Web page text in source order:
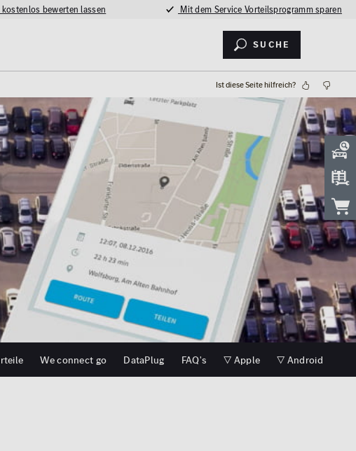
bewerten lassen Mit dem Service Vorteilsprogramm sparen
Suche
Ist diese Seite hilfreich?
We connect go DataPlug FAQ's ▽ Apple ▽ Android